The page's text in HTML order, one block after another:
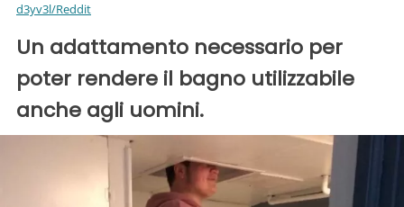
d3yv3l/Reddit
Un adattamento necessario per
poter rendere il bagno utilizzabile
anche agli uomini.